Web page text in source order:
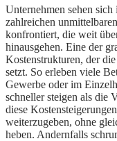
Unternehmen sehen
zahlreichen
konfrontiert, die weit
hinausgehen. Eine der
Kostenstrukturen, der
setzt. So erleben viele
Gewerbe oder im
schneller steigen als die
diese
weiterzugeben, ohne
heben. Andernfalls